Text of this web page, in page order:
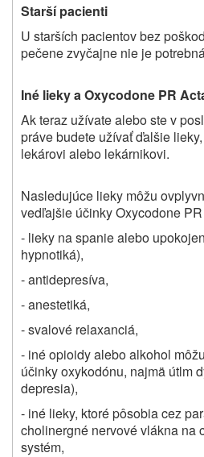
Starší pacienti
U starších pacientov bez
pečene zvyčajne nie je
Iné lieky a Oxycodone PR
Ak teraz užívate alebo ste v
práve budete užívať ďalšie
lekárovi alebo lekárnikovi.
Nasledujúce lieky môžu
vedľajšie účinky Oxycodone
- lieky na spanie alebo
hypnotiká),
- antidepresíva,
- anestetiká,
- svalové relaxanciá,
- iné opioidy alebo alkohol
účinky oxykodónu, najmä útlm
depresia),
- iné lieky, ktoré pôsobia cez
cholinergné nervové vlákna na
systém,